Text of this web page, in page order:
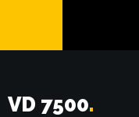
VD 7500.